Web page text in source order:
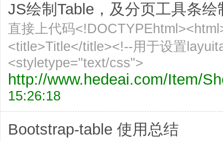
JS绘制Table，及分页工具条绘
直接上代码
<title>Title</title><!--用于设置
<styletype="text/css">
http://www.hedeai.com/Item/
15:26:18
Bootstrap-table 使用总结